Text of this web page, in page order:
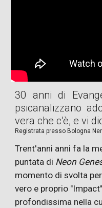
30 anni di
psicanalizzano
vera che c’è, e vi
Registrata presso Bologna
Trent'anni anni fa la
puntata di Neon
momento di svolta
vero e proprio
profondissima nella